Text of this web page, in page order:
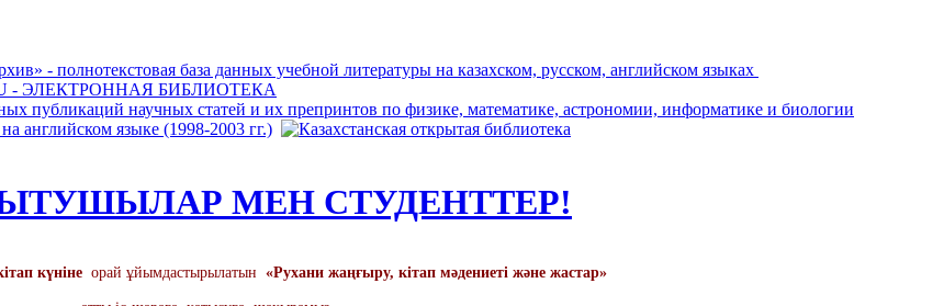
МЕН СТУДЕНТТЕР!
күніне орай ұйымдастырылатын «Рухани жаңғыру, кітап мәдениеті және жастар»